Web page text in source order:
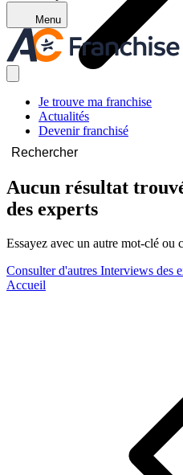
Menu
Je trouve ma franchise
Actualités
Devenir franchisé
Rechercher
Aucun résultat
des experts
Essayez avec un autre mot-clé ou
Consulter d'autres Interviews des
Accueil